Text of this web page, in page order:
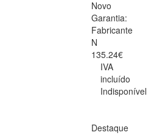
Novo
Garantia:
Fabricante
N
135.24€
IVA
incluído
Indisponível
Destaque